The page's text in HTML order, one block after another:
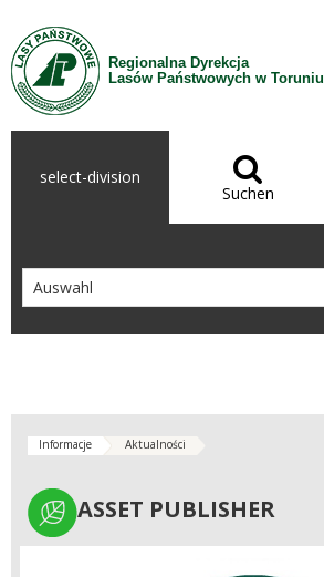
Zum Inhalt wechseln
Regionalna Dyrekcja
Lasów Państwowych w Toruniu
select-division 
Suchen
Informacje Aktualności
ASSET PUBLISHER
ASSET PUBLISHER